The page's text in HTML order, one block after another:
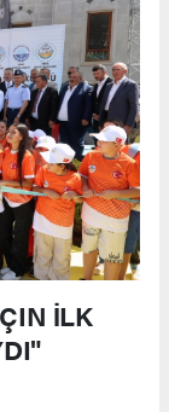
İLK